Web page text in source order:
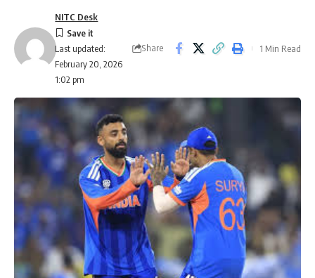
Last updated:
February 20, 2026
1:02 pm
NITC Desk
Share 1 Min Read